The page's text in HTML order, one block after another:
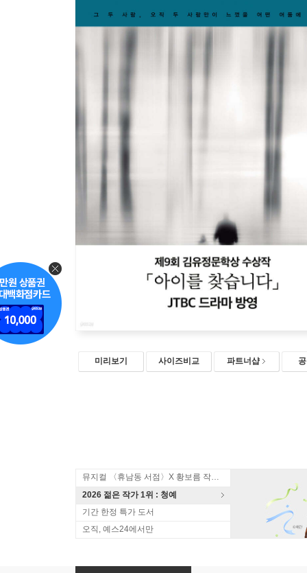
미리보기 사이즈비교 파트너샵
뮤지컬 〈휴남동 서점〉X 황보름 작가 북토크
2026 젊은 작가 1위 : 청예
기간 한정 특가 도서
오직, 예스24에서만